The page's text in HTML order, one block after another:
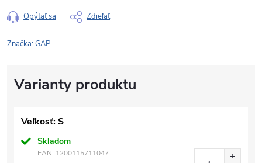
Opýtať sa Zdieľať
Značka:GAP
Veľkosť: S
Skladom
EAN: 1200115711047